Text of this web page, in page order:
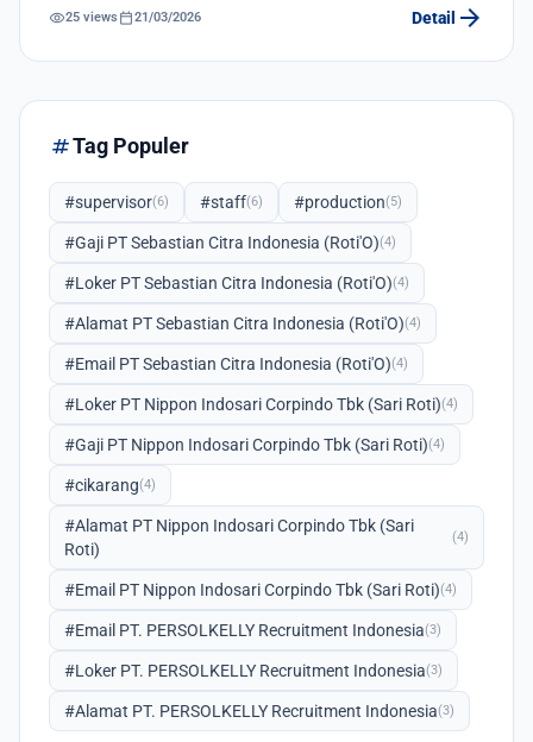
visibility25 views calendar_today21/03/2026 Detail arrow_forward
tagTag Populer
#supervisor(6) #staff(6) #production(5)
#Gaji PT Sebastian Citra Indonesia (Roti'O)(4)
#Loker PT Sebastian Citra Indonesia (Roti'O)(4)
#Alamat PT Sebastian Citra Indonesia (Roti'O)(4)
#Email PT Sebastian Citra Indonesia (Roti'O)(4)
#Loker PT Nippon Indosari Corpindo Tbk (Sari Roti)(4)
#Gaji PT Nippon Indosari Corpindo Tbk (Sari Roti)(4)
#cikarang(4)
#Alamat PT Nippon Indosari Corpindo Tbk (Sari
Roti)
(4)
#Email PT Nippon Indosari Corpindo Tbk (Sari Roti)(4)
#Email PT. PERSOLKELLY Recruitment Indonesia(3)
#Loker PT. PERSOLKELLY Recruitment Indonesia(3)
#Alamat PT. PERSOLKELLY Recruitment Indonesia(3)